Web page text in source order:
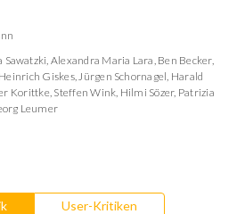
Sawatzki, Alexandra Maria Lara, Ben Becker,
Heinrich Giskes,Jürgen Schornagel, Harald
Korittke, Steffen Wink, Hilmi Sözer, Patrizia
Leumer
User-Kritiken